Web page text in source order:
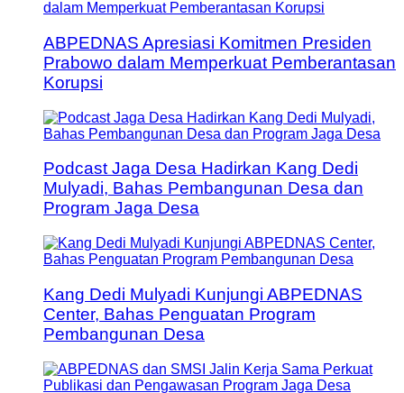
ABPEDNAS Apresiasi Komitmen Presiden
Prabowo dalam Memperkuat Pemberantasan
Korupsi
Podcast Jaga Desa Hadirkan Kang Dedi
Mulyadi, Bahas Pembangunan Desa dan
Program Jaga Desa
Kang Dedi Mulyadi Kunjungi ABPEDNAS
Center, Bahas Penguatan Program
Pembangunan Desa